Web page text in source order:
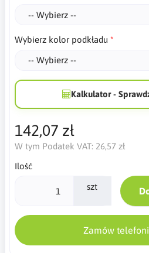
Wybierz kolor podkładu
Kalkulator -
142,07 zł
W tym Podatek VAT: 26,57 zł
Ilość
szt
Zamów